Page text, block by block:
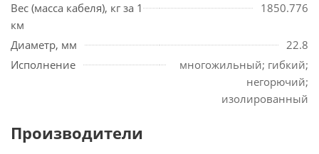
Вес (масса кабеля), кг за 1
км
1850.776
Диаметр, мм
22.8
Исполнение
многожильный; гибкий;
негорючий;
изолированный
Производители